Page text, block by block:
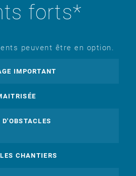
forts*
peuvent être en option.
IMPORTANT
CHANTIERS